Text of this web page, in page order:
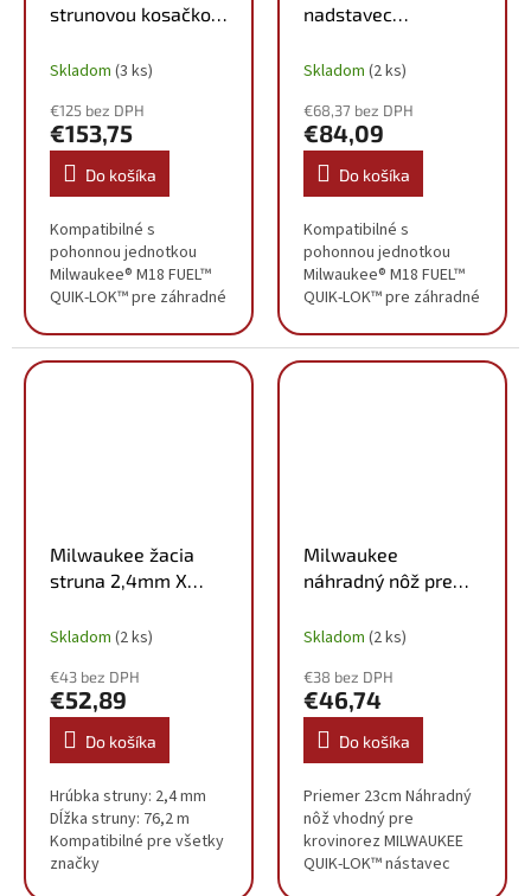
strunovou kosačkou
FOPH-LTA
Skladom (3 ks)
€125 bez DPH
€153,75
Do košíka
Kompatibilné s
pohonnou jednotkou
Milwaukee® M18 FUEL™
QUIK-LOK™ pre záhradné
jednoduché kosenie
hustého krovia Dĺžka
nadstavec
FOPH-EXA
Skladom (2 ks)
€68,37 bez DPH
€84,09
Do košíka
Kompatibilné s
pohonnou jednotkou
Milwaukee® M18 FUEL™
QUIK-LOK™ pre záhradné
predĺženie dosahu o 91
cm, čo umožňuje
Milwaukee žacia
struna 2,4mm X
Skladom (2 ks)
€43 bez DPH
€52,89
Do košíka
Hrúbka struny: 2,4 mm
Dĺžka struny: 76,2 m
Kompatibilné pre všetky
značky
Milwaukee
náhradný nôž pre
LOK™ 4932481041
Skladom (2 ks)
€38 bez DPH
€46,74
Do košíka
Priemer 23cm Náhradný
nôž vhodný pre
krovinorez MILWAUKEE
QUIK-LOK™ nástavec